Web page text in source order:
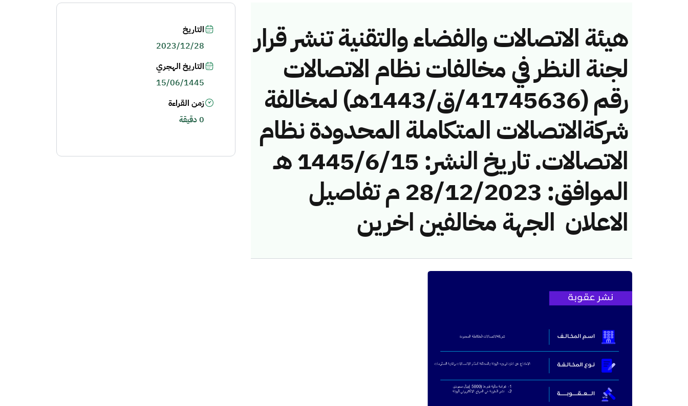
هيئة الاتصالات والفضاء والتقنية تنشر قرار
لجنة النظر في مخالفات نظام الاتصالات
رقم (41745636/ق/1443هـ) لمخالفة
شركةالاتصالات المتكاملة المحدودة نظام
الاتصالات. تاريخ النشر: 1445/6/15 هـ
الموافق: 28/12/2023 م تفاصيل
الاعلان ​ الجهة مخالفين اخرين
التاريخ
2023/12/28
التاريخ الهجري
15/06/1445
زمن القراءة
0 دقيقة